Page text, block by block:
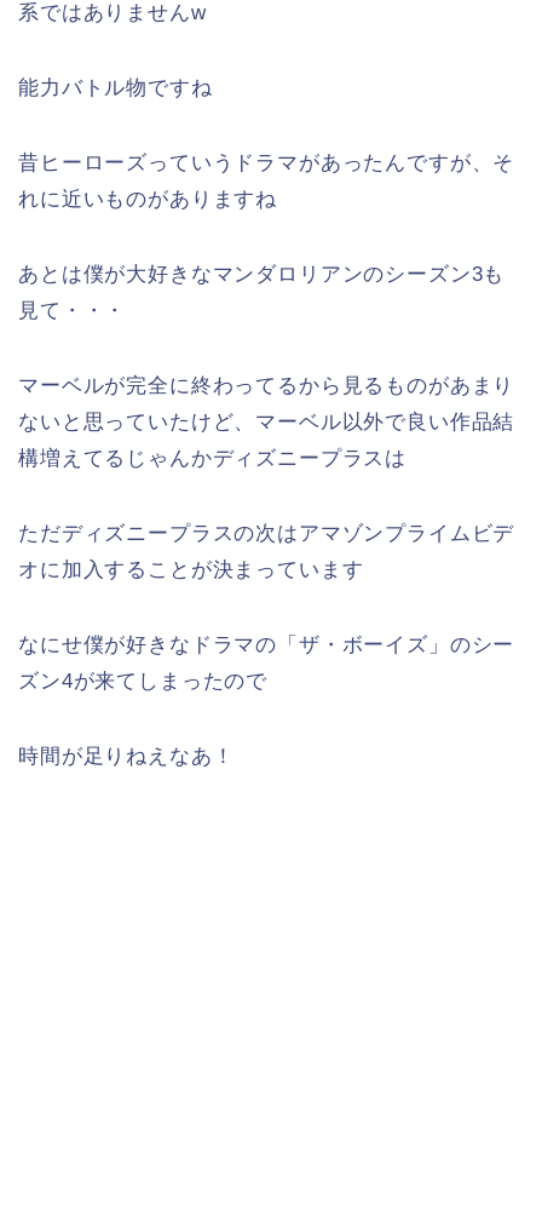
系ではありませんw
能力バトル物ですね
昔ヒーローズっていうドラマがあったんですが、そ
れに近いものがありますね
あとは僕が大好きなマンダロリアンのシーズン3も
見て・・・
マーベルが完全に終わってるから見るものがあまり
ないと思っていたけど、マーベル以外で良い作品結
構増えてるじゃんかディズニープラスは
ただディズニープラスの次はアマゾンプライムビデ
オに加入することが決まっています
なにせ僕が好きなドラマの「ザ・ボーイズ」のシー
ズン4が来てしまったので
時間が足りねえなあ！